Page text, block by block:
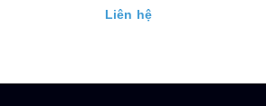
Liên hệ